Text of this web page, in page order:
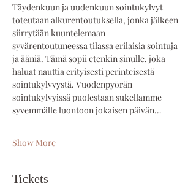
Täydenkuun ja uudenkuun sointukylvyt
toteutaan alkurentoutuksella, jonka jälkeen
siirrytään kuuntelemaan
syvärentoutuneessa tilassa erilaisia sointuja
ja ääniä. Tämä sopii etenkin sinulle, joka
haluat nauttia erityisesti perinteisestä
sointukylvvystä. Vuodenpyörän
sointukylvyissä puolestaan sukellamme
syvemmälle luontoon jokaisen päivän…
Show More
Tickets